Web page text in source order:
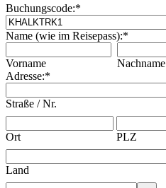
Buchungscode:*
Name (wie im Reisepass):*
Vorname
Nachname
Adresse:*
Straße / Nr.
Ort PLZ
Land